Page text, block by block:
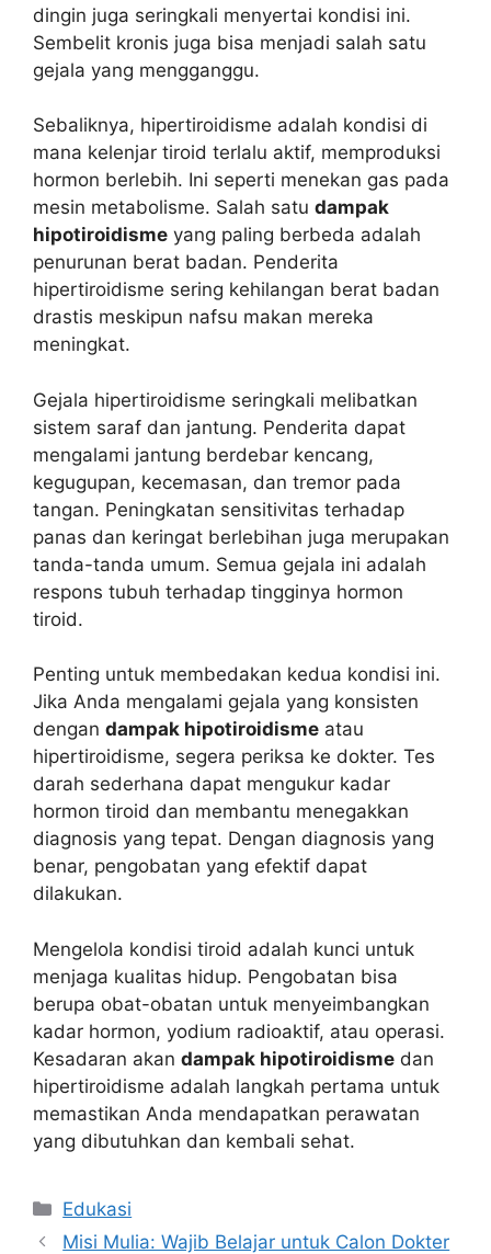
dingin juga seringkali menyertai kondisi ini.
Sembelit kronis juga bisa menjadi salah satu
gejala yang mengganggu.
Sebaliknya, hipertiroidisme adalah kondisi di
mana kelenjar tiroid terlalu aktif, memproduksi
hormon berlebih. Ini seperti menekan gas pada
mesin metabolisme. Salah satu dampak
hipotiroidisme yang paling berbeda adalah
penurunan berat badan. Penderita
hipertiroidisme sering kehilangan berat badan
drastis meskipun nafsu makan mereka
meningkat.
Gejala hipertiroidisme seringkali melibatkan
sistem saraf dan jantung. Penderita dapat
mengalami jantung berdebar kencang,
kegugupan, kecemasan, dan tremor pada
tangan. Peningkatan sensitivitas terhadap
panas dan keringat berlebihan juga merupakan
tanda-tanda umum. Semua gejala ini adalah
respons tubuh terhadap tingginya hormon
tiroid.
Penting untuk membedakan kedua kondisi ini.
Jika Anda mengalami gejala yang konsisten
dengan dampak hipotiroidisme atau
hipertiroidisme, segera periksa ke dokter. Tes
darah sederhana dapat mengukur kadar
hormon tiroid dan membantu menegakkan
diagnosis yang tepat. Dengan diagnosis yang
benar, pengobatan yang efektif dapat
dilakukan.
Mengelola kondisi tiroid adalah kunci untuk
menjaga kualitas hidup. Pengobatan bisa
berupa obat-obatan untuk menyeimbangkan
kadar hormon, yodium radioaktif, atau operasi.
Kesadaran akan dampak hipotiroidisme dan
hipertiroidisme adalah langkah pertama untuk
memastikan Anda mendapatkan perawatan
yang dibutuhkan dan kembali sehat.
Kategori
Edukasi
Misi Mulia: Wajib Belajar untuk Calon Dokter